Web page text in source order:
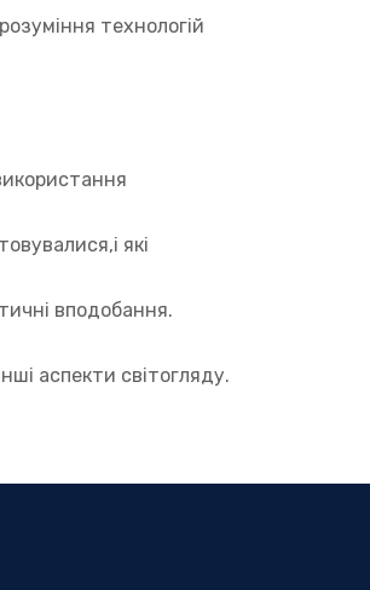
технологій
які
вподобання.
аспекти світогляду.